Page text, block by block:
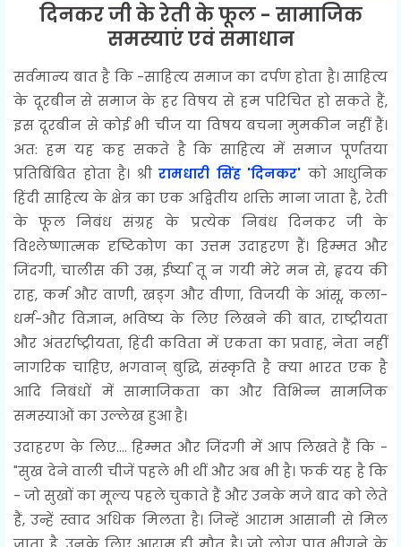
दिनकर जी के रेती के फूल - सामाजिक
समस्याएं एवं समाधान
सर्वमान्य बात है कि -साहित्य समाज का दर्पण होता है। साहित्य
के दूरबीन से समाज के हर विषय से हम परिचित हो सकते हैं,
इस दूरबीन से कोई भी चीज या विषय बचना मुमकीन नहीं हैं।
अत: हम यह कह सकते है कि साहित्य में समाज पूर्णतया
प्रतिबिंबित होता है। श्री रामधारी सिंह 'दिनकर' को आधुनिक
हिंदी साहित्य के क्षेत्र का एक अद्वितीय शक्ति माना जाता है, रेती
के फूल निबंध संग्रह के प्रत्येक निबंध दिनकर जी के
विश्लेष्णात्मक दृष्टिकोण का उत्तम उदाहरण हैं। हिम्मत और
जिंदगी, चालीस की उम्र, ईर्ष्या तू न गयी मेरे मन से, हृदय की
राह, कर्म और वाणी, खड्ग और वीणा, विजयी के आंसू, कला-
धर्म-और विज्ञान, भविष्य के लिए लिखने की बात, राष्ट्रीयता
और अंतर्राष्ट्रीयता, हिंदी कविता में एकता का प्रवाह, नेता नहीं
नागरिक चाहिए, भगवान् बुद्धि, संस्कृति है क्या भारत एक है
आदि निबंधों में सामाजिकता का और विभिन्न सामजिक
समस्याओं का उल्लेख हुआ है।
उदाहरण के लिए.... हिम्मत और जिंदगी में आप लिखते हैं कि -
"सुख देने वाली चीजें पहले भी थीं और अब भी है। फर्क यह है कि
- जो सुखों का मूल्य पहले चुकाते हैं और उनके मजे बाद को लेते
हैं, उन्हें स्वाद अधिक मिलता है। जिन्हें आराम आसानी से मिल